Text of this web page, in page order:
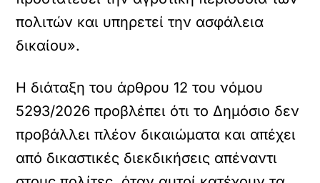
πολιτών και υπηρετεί την ασφάλεια
δικαίου».
Η διάταξη του άρθρου 12 του νόμου
5293/2026 προβλέπει ότι το Δημόσιο δεν
προβάλλει πλέον δικαιώματα και απέχει
από δικαστικές διεκδικήσεις απέναντι